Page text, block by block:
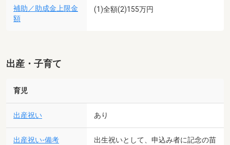
補助／助成金上限金
額
(1)全額(2)155万円
出産・子育て
育児
出産祝い あり
出産祝い-備考
出生祝いとして、申込み者に記念の苗